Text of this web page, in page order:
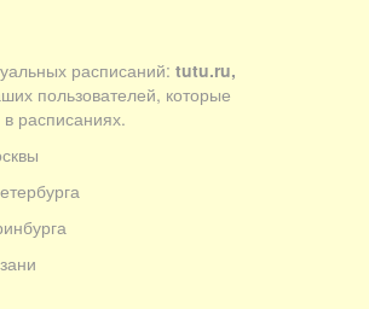
расписаний: tutu.ru,
пользователей, которые
расписаниях.